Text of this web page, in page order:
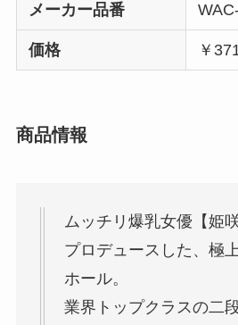
メーカー品番
価格 ￥
商品情報
ムッチリ爆乳女優【姫
プロデュースした、極
ホール。
業界トップクラスの二